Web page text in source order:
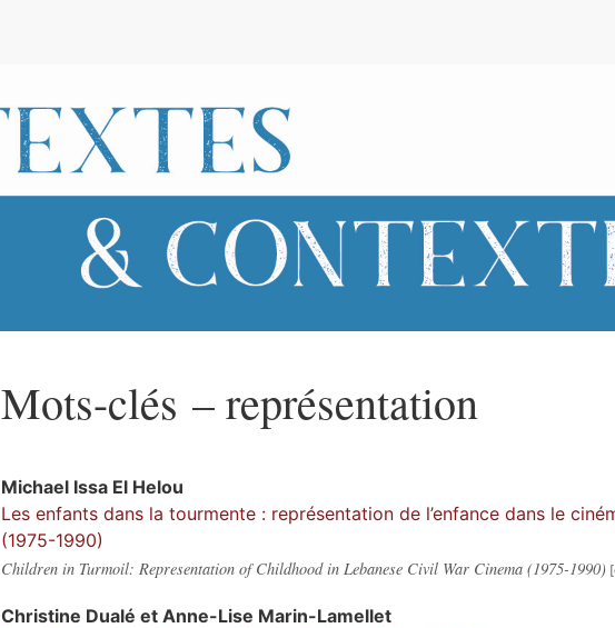
Mots-clés – représentation
Michael Issa El Helou
Les enfants dans la tourmente : représentation de l’enfance dans le
(1975-1990)
Children in Turmoil: Representation of Childhood in Lebanese Civil War Cinema (1975-1990)
Christine Dualé et Anne-Lise Marin-Lamellet